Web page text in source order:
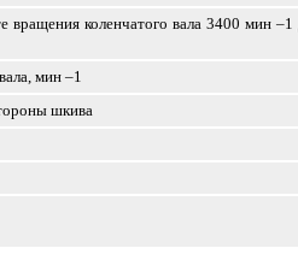
вращения коленчатого вала 3400 мин–1
мин –1
шкива